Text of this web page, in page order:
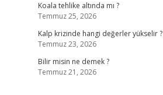
Koala tehlike altında mı ?
Temmuz 25, 2026
Kalp krizinde hangi değerler yükselir ?
Temmuz 23, 2026
Bilir misin ne demek ?
Temmuz 21, 2026